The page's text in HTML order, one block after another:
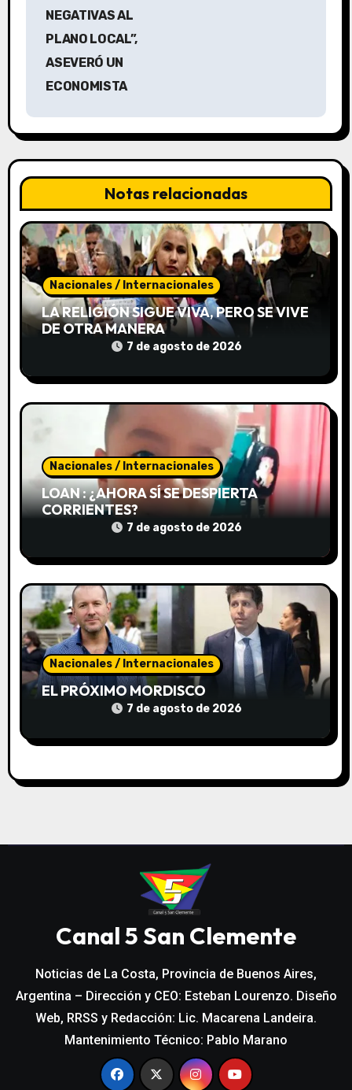
i
ó
d
e
e
n
r
a
a
s
NEGATIVAS AL
PLANO LOCAL”,
ASEVERÓ UN
ECONOMISTA
Notas relacionadas
Nacionales / Internacionales
LA RELIGIÓN SIGUE VIVA, PERO SE VIVE
DE OTRA MANERA
7 de agosto de 2026
Nacionales / Internacionales
LOAN : ¿AHORA SÍ SE DESPIERTA
CORRIENTES?
7 de agosto de 2026
Nacionales / Internacionales
EL PRÓXIMO MORDISCO
7 de agosto de 2026
Canal 5 San Clemente
Noticias de La Costa, Provincia de Buenos Aires,
Argentina – Dirección y CEO: Esteban Lourenzo. Diseño
Web, RRSS y Redacción: Lic. Macarena Landeira.
Mantenimiento Técnico: Pablo Marano